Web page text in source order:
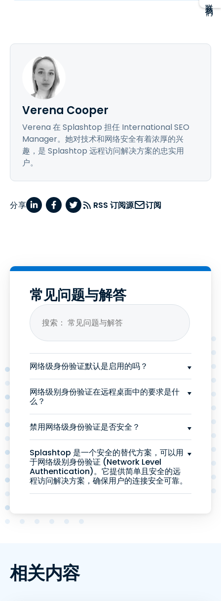
Verena Cooper
Verena 在 Splashtop 担任 International SEO
Manager。她对技术和网络安全有着浓厚的兴
趣，是 Splashtop 远程访问解决方案的忠实用
户。
分享 RSS 订阅源 订阅
常见问题与解答
网络级身份验证默认是启用的吗？
网络级别身份验证在远程桌面中的要求是什
么？
禁用网络级身份验证是否安全？
Splashtop 是一个安全的替代方案，可以用
于网络级别身份验证 (Network Level
Authentication)。它提供简单且安全的远
程访问解决方案，确保用户的连接安全可靠。
相关内容